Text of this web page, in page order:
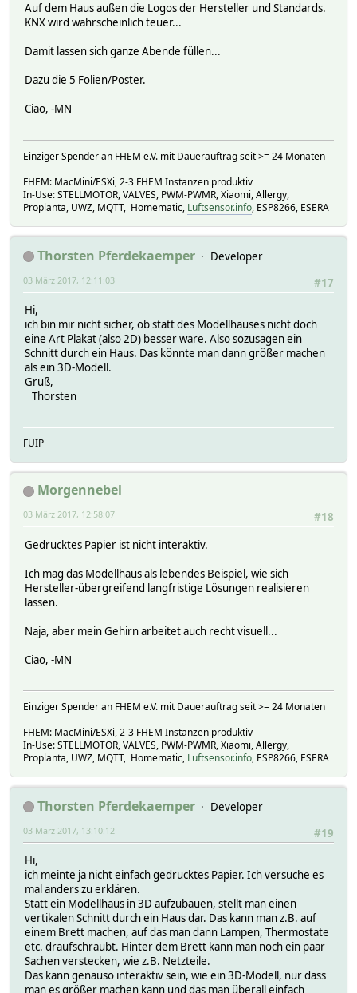
Auf dem Haus außen die Logos der Hersteller und Standards.
KNX wird wahrscheinlich teuer...
Damit lassen sich ganze Abende füllen...
Dazu die 5 Folien/Poster.
Ciao, -MN
Einziger Spender an FHEM e.V. mit Dauerauftrag seit >= 24 Monaten
FHEM: MacMini/ESXi, 2-3 FHEM Instanzen produktiv
In-Use: STELLMOTOR, VALVES, PWM-PWMR, Xiaomi, Allergy,
Proplanta, UWZ, MQTT, Homematic, Luftsensor.info, ESP8266, ESERA
Thorsten Pferdekaemper
Developer
#17
03 März 2017, 12:11:03
Hi,
ich bin mir nicht sicher, ob statt des Modellhauses nicht doch
eine Art Plakat (also 2D) besser ware. Also sozusagen ein
Schnitt durch ein Haus. Das könnte man dann größer machen
als ein 3D-Modell.
Gruß,
Thorsten
FUIP
Morgennebel
#18
03 März 2017, 12:58:07
Gedrucktes Papier ist nicht interaktiv.
Ich mag das Modellhaus als lebendes Beispiel, wie sich
Hersteller-übergreifend langfristige Lösungen realisieren
lassen.
Naja, aber mein Gehirn arbeitet auch recht visuell...
Ciao, -MN
Einziger Spender an FHEM e.V. mit Dauerauftrag seit >= 24 Monaten
FHEM: MacMini/ESXi, 2-3 FHEM Instanzen produktiv
In-Use: STELLMOTOR, VALVES, PWM-PWMR, Xiaomi, Allergy,
Proplanta, UWZ, MQTT, Homematic, Luftsensor.info, ESP8266, ESERA
Thorsten Pferdekaemper
Developer
#19
03 März 2017, 13:10:12
Hi,
ich meinte ja nicht einfach gedrucktes Papier. Ich versuche es
mal anders zu erklären.
Statt ein Modellhaus in 3D aufzubauen, stellt man einen
vertikalen Schnitt durch ein Haus dar. Das kann man z.B. auf
einem Brett machen, auf das man dann Lampen, Thermostate
etc. draufschraubt. Hinter dem Brett kann man noch ein paar
Sachen verstecken, wie z.B. Netzteile.
Das kann genauso interaktiv sein, wie ein 3D-Modell, nur dass
man es größer machen kann und das man überall einfach